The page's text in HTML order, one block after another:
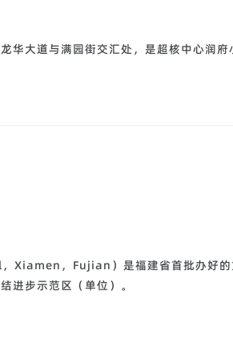
华大道与满园街交汇处，是超核中心润府
Xiamen，Fujian）是福建省首批办好的
进步示范区（单位）。